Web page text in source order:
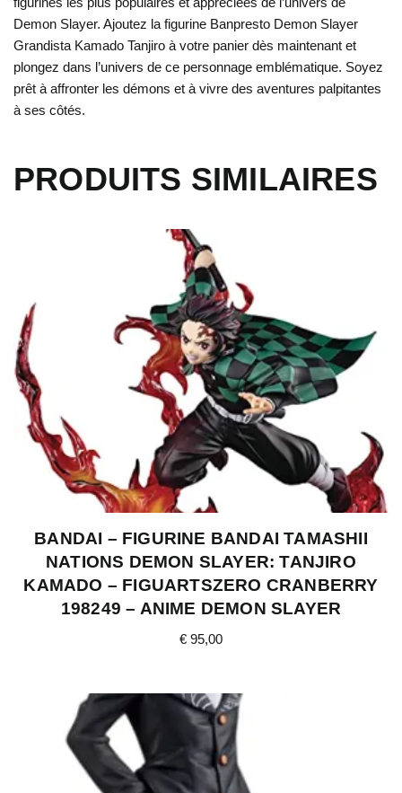
Demon Slayer. Ajoutez la figurine Banpresto Demon Slayer
Grandista Kamado Tanjiro à votre panier dès maintenant et
plongez dans l’univers de ce personnage emblématique. Soyez
prêt à affronter les démons et à vivre des aventures palpitantes
à ses côtés.
PRODUITS SIMILAIRES
BANDAI – FIGURINE BANDAI TAMASHII
NATIONS DEMON SLAYER: TANJIRO
KAMADO – FIGUARTSZERO CRANBERRY
198249 – ANIME DEMON SLAYER
€ 95,00